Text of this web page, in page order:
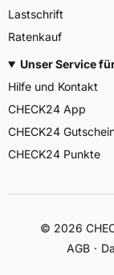
Lastschrift
Ratenkauf
Unser Service
Hilfe und Kontakt
CHECK24 App
CHECK24
CHECK24 Punkte
© 2026
AGB